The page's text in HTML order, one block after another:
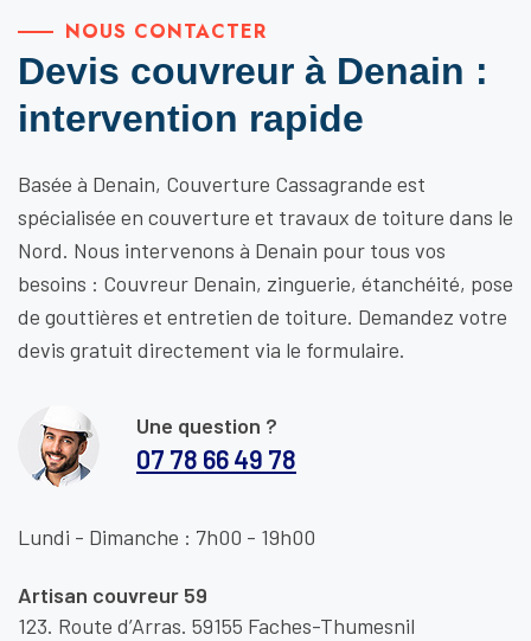
NOUS CONTACTER
Devis couvreur à Denain :
intervention rapide
Basée à Denain, Couverture Cassagrande est
spécialisée en couverture et travaux de toiture dans le
Nord. Nous intervenons à Denain pour tous vos
besoins : Couvreur Denain, zinguerie, étanchéité, pose
de gouttières et entretien de toiture. Demandez votre
devis gratuit directement via le formulaire.
Une question ?
07 78 66 49 78
Lundi - Dimanche : 7h00 - 19h00
Artisan couvreur 59
123. Route d’Arras. 59155 Faches-Thumesnil